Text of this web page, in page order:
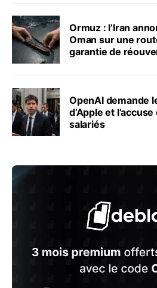
Ormuz : l’Iran
Oman sur une
garantie de
OpenAI demande
d’Apple et
salariés